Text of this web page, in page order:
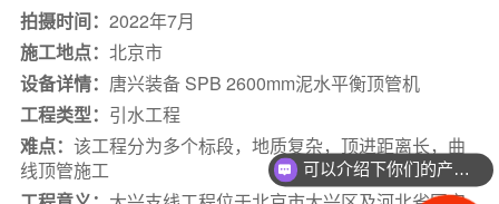
服务支持
聚焦唐兴
关于唐兴
拍摄时间： 2022年7月
施工地点： 北京市
设备详情： 唐兴装备 SPB 2600mm泥水平衡顶管机
工程类型： 引水工程
难点： 该工程分为多个标段，地质复杂，顶进距离长，曲
线顶管施工
可以介绍下你们的产品么？